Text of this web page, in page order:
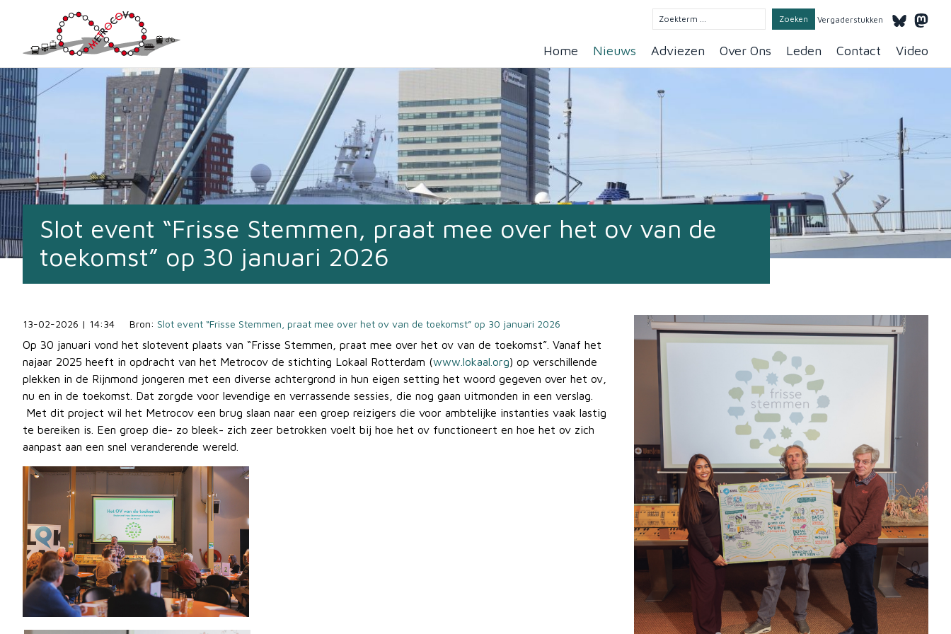
Home Nieuws Adviezen Over Ons Leden Contact Video
Vergaderstukken
Slot event “Frisse Stemmen, praat mee over het ov van de
toekomst” op 30 januari 2026
13-02-2026 | 14:34 Bron: Slot event “Frisse Stemmen, praat mee over het ov van de toekomst” op 30 januari 2026
Op 30 januari vond het slotevent plaats van “Frisse Stemmen, praat mee over het ov van de toekomst”. Vanaf het
najaar 2025 heeft in opdracht van het Metrocov de stichting Lokaal Rotterdam (www.lokaal.org) op verschillende
plekken in de Rijnmond jongeren met een diverse achtergrond in hun eigen setting het woord gegeven over het ov,
nu en in de toekomst. Dat zorgde voor levendige en verrassende sessies, die nog gaan uitmonden in een verslag.
Met dit project wil het Metrocov een brug slaan naar een groep reizigers die voor ambtelijke instanties vaak lastig
te bereiken is. Een groep die- zo bleek- zich zeer betrokken voelt bij hoe het ov functioneert en hoe het ov zich
aanpast aan een snel veranderende wereld.